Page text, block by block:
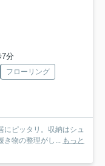
7分
フローリング
にピッタリ。収納はシュ
き物の整理がし... もっと